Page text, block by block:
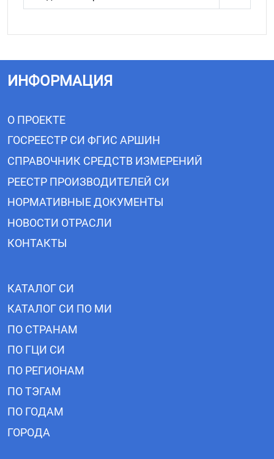
ИНФОРМАЦИЯ
О ПРОЕКТЕ
ГОСРЕЕСТР СИ ФГИС АРШИН
СПРАВОЧНИК СРЕДСТВ ИЗМЕРЕНИЙ
РЕЕСТР ПРОИЗВОДИТЕЛЕЙ СИ
НОРМАТИВНЫЕ ДОКУМЕНТЫ
НОВОСТИ ОТРАСЛИ
КОНТАКТЫ
КАТАЛОГ СИ
КАТАЛОГ СИ ПО МИ
ПО СТРАНАМ
ПО ГЦИ СИ
ПО РЕГИОНАМ
ПО ТЭГАМ
ПО ГОДАМ
ГОРОДА